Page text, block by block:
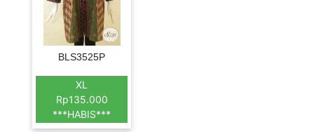
BLS3525P
XL
Rp135.000
***HABIS***